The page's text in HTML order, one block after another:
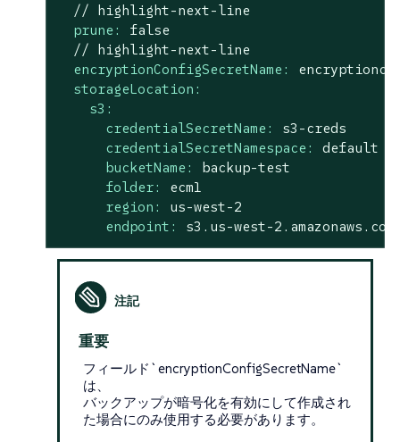
// highlight-next-line
prune:
false
// highlight-next-line
encryptionConfigSecretName:
storageLocation:
s3:
credentialSecretName:
s3-creds
credentialSecretNamespace:
default
bucketName:
backup-test
folder:
ecm1
region:
us-west-2
endpoint:
s3.us-west-2.amazonaws.com
重要
フィールド`encryptionConfigSecretName`
は、
バックアップが暗号化を有効にして作成され
た場合にのみ使用する必要があります。